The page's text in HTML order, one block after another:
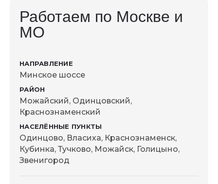
Работаем по Москве и
МО
Минское шоссе
Можайский, Одинцовский,
Краснознаменский
Одинцово, Власиха, Краснознаменск,
Кубинка, Тучково, Можайск, Голицыно,
Звенигород